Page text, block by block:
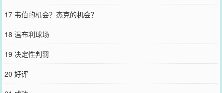
17 韦伯的机会？杰克的机会？
18 温布利球场
19 决定性判罚
20 好评